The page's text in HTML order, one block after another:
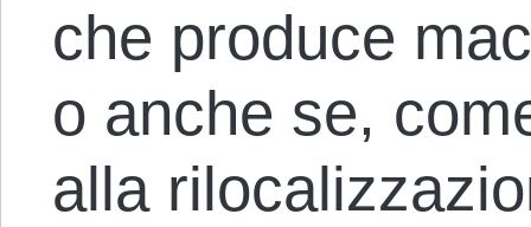
che produce
o anche se,
alla